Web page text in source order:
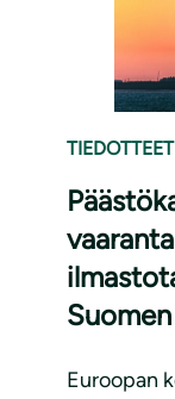
TIEDOTTEET
Euroopan